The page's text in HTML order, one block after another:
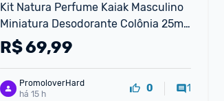
Kit Natura Perfume Kaiak Masculino
Miniatura Desodorante Colônia 25ml
+ Shampoo Cabelo e Corpo 125ml
Original
R$69,99
PromoloverHard
há 15 h
0 1